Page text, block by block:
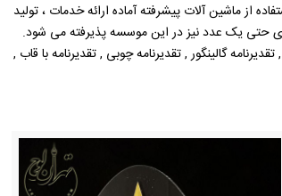
از ماشین آلات پیشرفته آماده ارائه خدمات ، تولید
حتی یک عدد نیز در این موسسه پذیرفته می شود.
گالینگور , تقدیرنامه چوبی , تقدیرنامه با قاب ,